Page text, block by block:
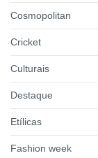
Cosmopolitan
Cricket
Culturais
Destaque
Etílicas
Fashion week